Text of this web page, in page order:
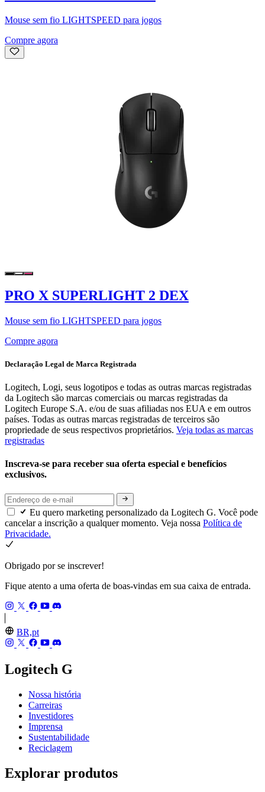
Mouse sem fio LIGHTSPEED para jogos
Compre agora
PRO X SUPERLIGHT 2 DEX
Mouse sem fio LIGHTSPEED para jogos
Compre agora
Declaração Legal de Marca Registrada
Logitech, Logi, seus logotipos e todas as outras marcas registradas
da Logitech são marcas comerciais ou marcas registradas da
Logitech Europe S.A. e/ou de suas afiliadas nos EUA e em outros
países. Todas as outras marcas registradas de terceiros são
propriedade de seus respectivos proprietários. Veja todas as marcas
registradas
Inscreva-se para receber sua oferta especial e benefícios
exclusivos.
Eu quero marketing personalizado da Logitech G. Você pode
cancelar a inscrição a qualquer momento. Veja nossa Política de
Privacidade.
Obrigado por se inscrever!
Fique atento a uma oferta de boas-vindas em sua caixa de entrada.
BR,pt
Logitech G
Nossa história
Carreiras
Investidores
Imprensa
Sustentabilidade
Reciclagem
Explorar produtos